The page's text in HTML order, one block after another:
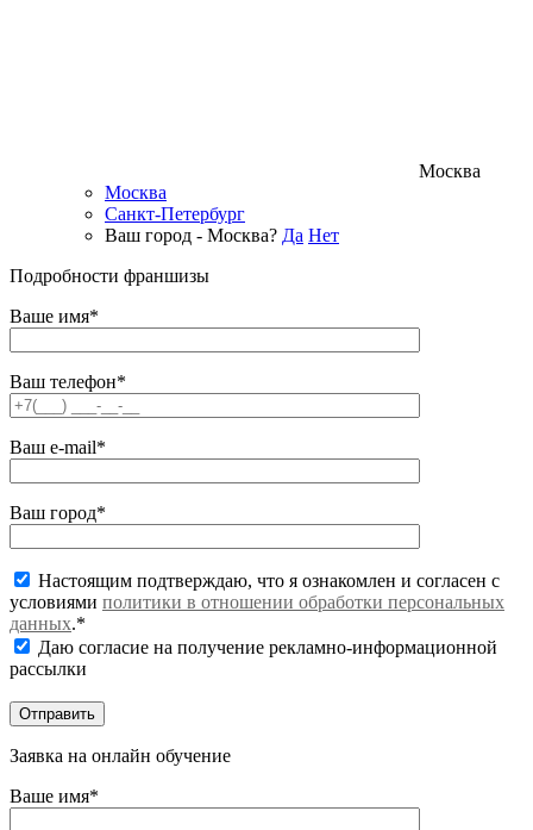
Москва
Москва
Санкт-Петербург
Ваш город - Москва? Да Нет
Подробности франшизы
Ваше имя*
Ваш телефон*
Ваш e-mail*
Ваш город*
Настоящим подтверждаю, что я ознакомлен и согласен с
условиями политики в отношении обработки персональных
данных.*
Даю согласие на получение рекламно-информационной
рассылки
Заявка на онлайн обучение
Ваше имя*